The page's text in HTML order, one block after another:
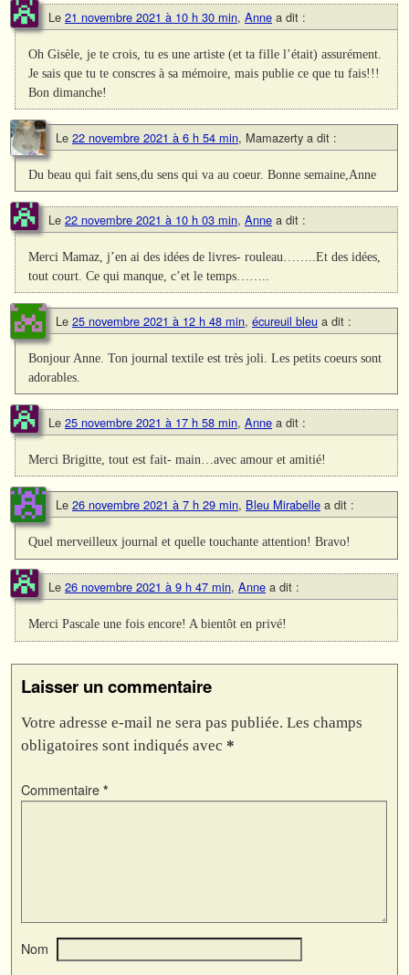
Le 21 novembre 2021 à 10 h 30 min, Anne a dit :
Oh Gisèle, je te crois, tu es une artiste (et ta fille l’était) assurément.
Je sais que tu te conscres à sa mémoire, mais publie ce que tu fais!!!
Bon dimanche!
Le 22 novembre 2021 à 6 h 54 min, Mamazerty a dit :
Du beau qui fait sens,du sens qui va au coeur. Bonne semaine,Anne
Le 22 novembre 2021 à 10 h 03 min, Anne a dit :
Merci Mamaz, j’en ai des idées de livres- rouleau……..Et des idées,
tout court. Ce qui manque, c’et le temps……..
Le 25 novembre 2021 à 12 h 48 min, écureuil bleu a dit :
Bonjour Anne. Ton journal textile est très joli. Les petits coeurs sont
adorables.
Le 25 novembre 2021 à 17 h 58 min, Anne a dit :
Merci Brigitte, tout est fait- main…avec amour et amitié!
Le 26 novembre 2021 à 7 h 29 min, Bleu Mirabelle a dit :
Quel merveilleux journal et quelle touchante attention! Bravo!
Le 26 novembre 2021 à 9 h 47 min, Anne a dit :
Merci Pascale une fois encore! A bientôt en privé!
Laisser un commentaire
Votre adresse e-mail ne sera pas publiée. Les champs
obligatoires sont indiqués avec *
Commentaire *
Nom